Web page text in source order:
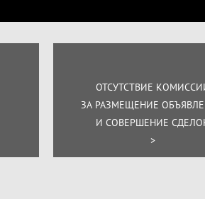
ОТСУТСТВИЕ
ЗА РАЗМЕЩЕНИЕ
И СОВЕРШЕНИЕ
>